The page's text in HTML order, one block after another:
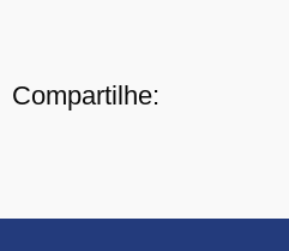
Compartilhe: